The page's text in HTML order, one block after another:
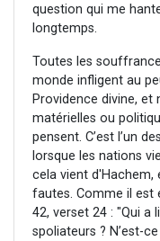
question qui me
longtemps.
Toutes les
monde infligent au
Providence divine, et
matérielles ou
pensent. C’est l’un
lorsque les nations
cela vient d'Hachem,
fautes. Comme il est
42, verset 24 : "Qui a
spoliateurs ? N’est-